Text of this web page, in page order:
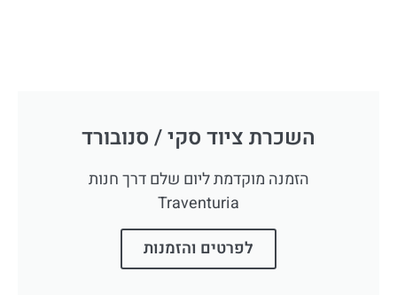
השכרת ציוד סקי / סנובורד
הזמנה מוקדמת ליום שלם דרך חנות
Traventuria
לפרטים והזמנות